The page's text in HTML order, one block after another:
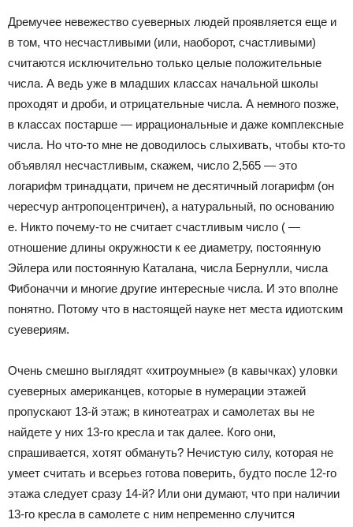
Дремучее невежество суеверных людей проявляется еще и
в том, что несчастливыми (или, наоборот, счастливыми)
считаются исключительно только целые положительные
числа. А ведь уже в младших классах начальной школы
проходят и дроби, и отрицательные числа. А немного позже,
в классах постарше — иррациональные и даже комплексные
числа. Но что-то мне не доводилось слыхивать, чтобы кто-то
объявлял несчастливым, скажем, число 2,565 — это
логарифм тринадцати, причем не десятичный логарифм (он
чересчур антропоцентричен), а натуральный, по основанию
е. Никто почему-то не считает счастливым число ( —
отношение длины окружности к ее диаметру, постоянную
Эйлера или постоянную Каталана, числа Бернулли, числа
Фибоначчи и многие другие интересные числа. И это вполне
понятно. Потому что в настоящей науке нет места идиотским
суевериям.
Очень смешно выглядят «хитроумные» (в кавычках) уловки
суеверных американцев, которые в нумерации этажей
пропускают 13-й этаж; в кинотеатрах и самолетах вы не
найдете у них 13-го кресла и так далее. Кого они,
спрашивается, хотят обмануть? Нечистую силу, которая не
умеет считать и всерьез готова поверить, будто после 12-го
этажа следует сразу 14-й? Или они думают, что при наличии
13-го кресла в самолете с ним непременно случится